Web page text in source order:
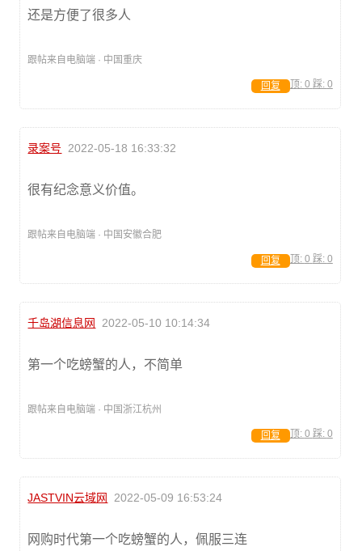
还是方便了很多人
跟帖来自电脑端 · 中国重庆
顶: 0 踩: 0
回复
录案号 2022-05-18 16:33:32
很有纪念意义价值。
跟帖来自电脑端 · 中国安徽合肥
顶: 0 踩: 0
回复
千岛湖信息网 2022-05-10 10:14:34
第一个吃螃蟹的人，不简单
跟帖来自电脑端 · 中国浙江杭州
顶: 0 踩: 0
回复
JASTVIN云域网 2022-05-09 16:53:24
网购时代第一个吃螃蟹的人，佩服三连